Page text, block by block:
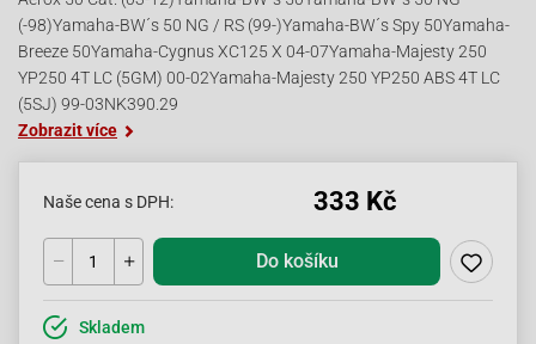
(-98)Yamaha-BW´s 50 NG / RS (99-)Yamaha-BW´s Spy 50Yamaha-
Breeze 50Yamaha-Cygnus XC125 X 04-07Yamaha-Majesty 250
YP250 4T LC (5GM) 00-02Yamaha-Majesty 250 YP250 ABS 4T LC
(5SJ) 99-03NK390.29
Zobrazit více
Naše cena s DPH: 333 Kč
Do košíku
Skladem